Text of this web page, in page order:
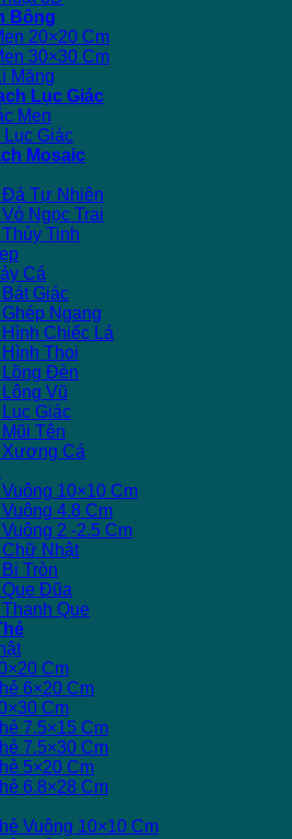
Bông
20×20 Cm
30×30 Cm
Măng
Lục Giác
Men
Lục Giác
Mosaic
Đá Tự Nhiên
Ngọc Trai
Tinh
Cá
Giác
Ngang
Chiếc Lá
Thoi
Lồng Đèn
Vũ
Giác
Tên
Xương Cá
10×10 Cm
4.8 Cm
2 -2.5 Cm
Chữ Nhật
Tròn
Que Đũa
Que
Cm
6×20 Cm
Cm
7.5×15 Cm
7.5×30 Cm
5×20 Cm
6.8×28 Cm
Vuông 10×10 Cm